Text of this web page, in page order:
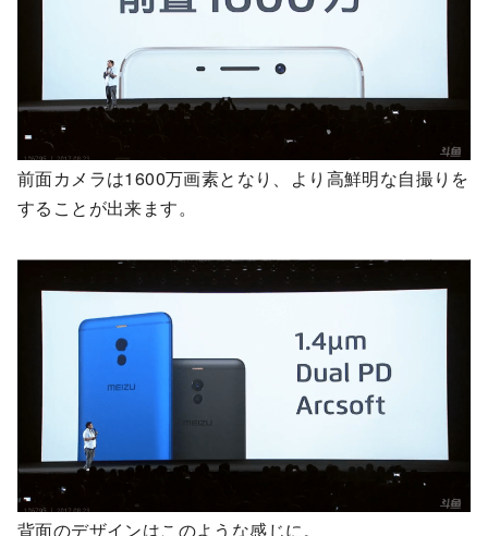
前面カメラは1600万画素となり、より高鮮明な自撮りを
することが出来ます。
背面のデザインはこのような感じに。